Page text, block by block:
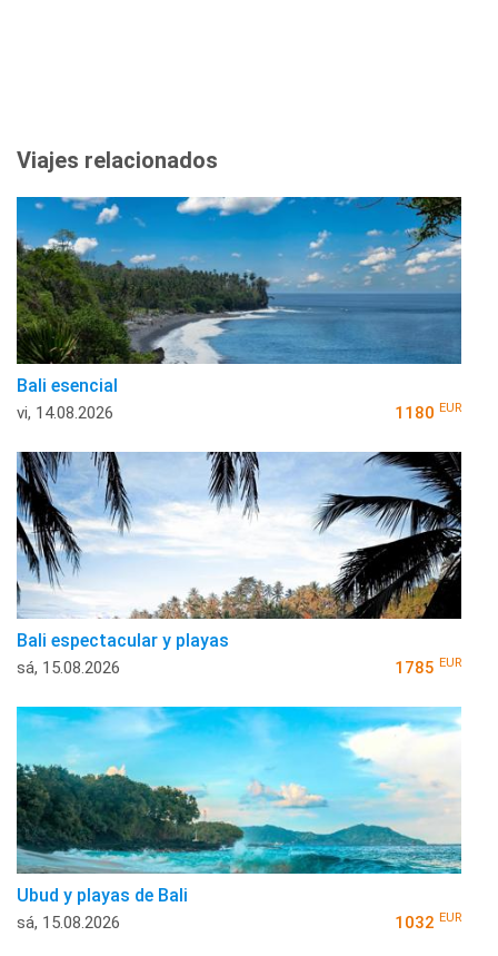
Viajes relacionados
Bali esencial
vi, 14.08.2026 1180 EUR
Bali espectacular y playas
sá, 15.08.2026 1785 EUR
Ubud y playas de Bali
sá, 15.08.2026 1032 EUR